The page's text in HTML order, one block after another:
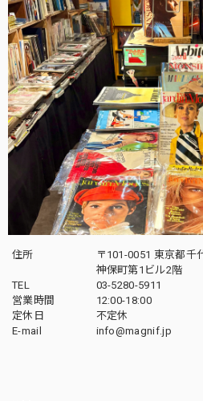
住所
〒101-0051 東京都千
神保町第1ビル2階
TEL
03-5280-5911
営業時間
12:00-18:00
定休日
不定休
E-mail
info@magnif.jp